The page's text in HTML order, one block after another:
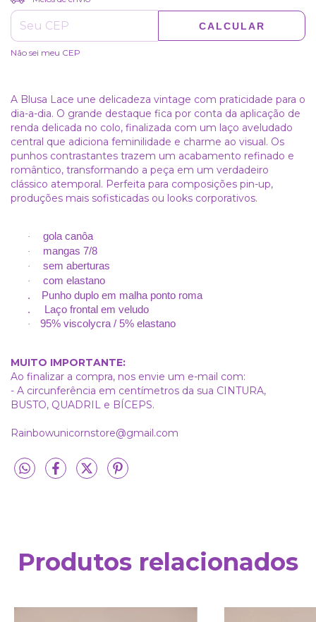
CALCULAR
Não sei meu CEP
A Blusa Lace une delicadeza vintage com praticidade para o
dia-a-dia. O grande destaque fica por conta da aplicação de
renda delicada no colo, finalizada com um laço aveludado
central que adiciona feminilidade e charme ao visual. Os
punhos contrastantes trazem um acabamento refinado e
romântico, transformando a peça em um verdadeiro
clássico atemporal. Perfeita para composições pin-up,
produções mais sofisticadas ou looks corporativos.
· gola canôa
· mangas 7/8
· sem aberturas
·
com elastano
. Punho duplo em malha ponto roma
. Laço frontal em veludo
· 95% viscolycra / 5% elastano
MUITO IMPORTANTE:
Ao finalizar a compra, nos envie um e-mail com:
- A circunferência em centímetros da sua CINTURA,
BUSTO, QUADRIL e BÍCEPS.
Rainbowunicornstore@gmail.com
Produtos relacionados